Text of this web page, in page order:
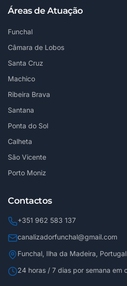
Áreas de Atuação
Funchal
Câmara de Lobos
Santa Cruz
Machico
Ribeira Brava
Santana
Ponta do Sol
Calheta
São Vicente
Porto Moniz
Contactos
+351 962 583 137
canalizadorfunchal@gmail.com
Funchal, Ilha da Madeira, Portugal
24 horas / 7 dias por semana em